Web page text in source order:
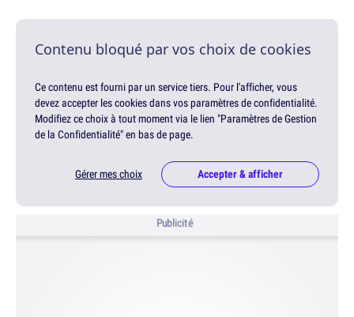
Contenu bloqué par vos choix de cookies
Ce contenu est fourni par un service tiers. Pour l'afficher, vous
devez accepter les cookies dans vos paramètres de confidentialité.
Modifiez ce choix à tout moment via le lien "Paramètres de Gestion
de la Confidentialité" en bas de page.
Gérer mes choix Accepter & afficher
Publicité